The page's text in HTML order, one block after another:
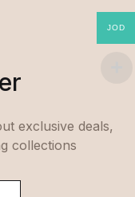
exclusive deals,
collections
JOD